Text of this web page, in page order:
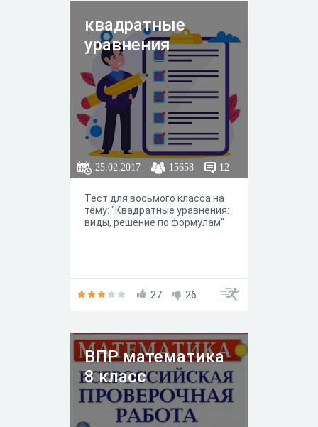
квадратные
уравнения
25.02.2017 15658 12
Тест для восьмого класса на
тему: "Квадратные уравнения:
виды, решение по формулам"
27 26
ВПР математика
8 класс